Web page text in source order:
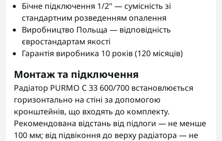
Бічне підключення 1/2" — сумісність зі
стандартним розведенням опалення
Виробництво Польща — відповідність
євростандартам якості
Гарантія виробника 10 років (120 місяців)
Монтаж та підключення
Радіатор PURMO C 33 600/700 встановлюється
горизонтально на стіні за допомогою
кронштейнів, що входять до комплекту.
Рекомендована відстань від підлоги — не менше
100 мм; від підвіконня до верху радіатора — не